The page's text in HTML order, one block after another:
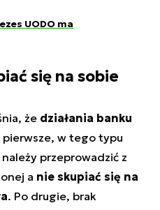
UODO ma
się na sobie
że działania banku
pierwsze, w tego typu
przeprowadzić z
a nie skupiać się na
. Po drugie, brak